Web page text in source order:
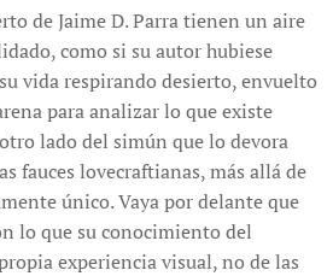
de Jaime D. Parra tienen un aire
como si su autor hubiese
vida respirando desierto, envuelto
para analizar lo que existe
lado del simún que lo devora
fauces lovecraftianas, más allá de
único. Vaya por delante que
lo que su conocimiento del
experiencia visual, no de las